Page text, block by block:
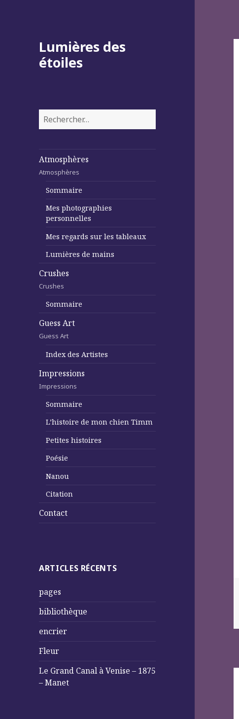
Lumières des
étoiles
Rechercher :
Atmosphères
Atmosphères
Sommaire
Mes photographies
personnelles
Mes regards sur les tableaux
Lumières de mains
Crushes
Crushes
Sommaire
Guess Art
Guess Art
Index des Artistes
Impressions
Impressions
Sommaire
L’histoire de mon chien Timm
Petites histoires
Poésie
Nanou
Citation
Contact
ARTICLES RÉCENTS
pages
bibliothèque
encrier
Fleur
Le Grand Canal à Venise – 1875
– Manet